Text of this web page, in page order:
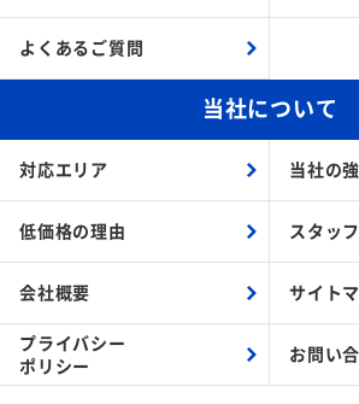
よくあるご質問
当社について
対応エリア 当社の
低価格の理由 スタッ
会社概要 サイト
プライバシー
ポリシー
お問い